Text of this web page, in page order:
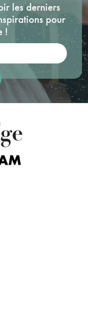
les derniers
pour
!